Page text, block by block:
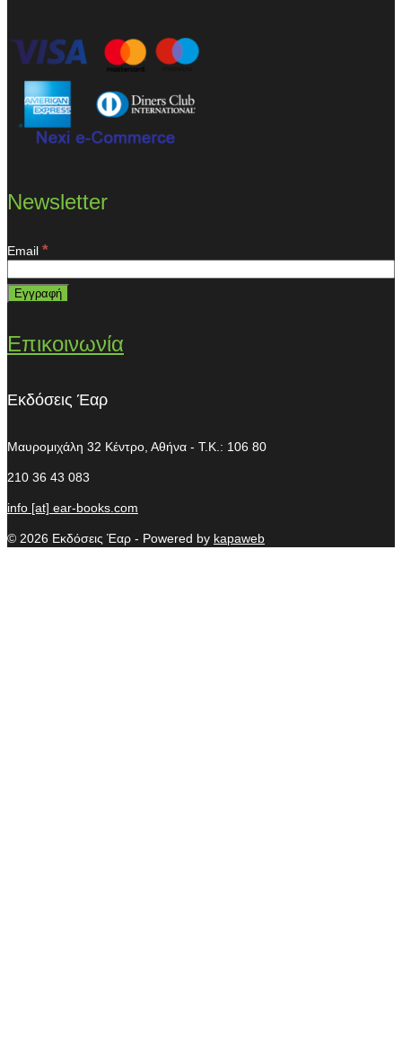
Newsletter
Email *
Επικοινωνία
Εκδόσεις Έαρ
Μαυρομιχάλη 32 Κέντρο, Αθήνα - T.K.: 106 80
210 36 43 083
info [at] ear-books.com
© 2026 Εκδόσεις Έαρ - Powered by kapaweb